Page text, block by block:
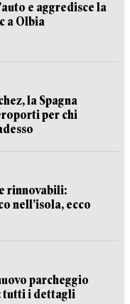
e aggredisce la
a Olbia
la Spagna
per chi
rinnovabili:
nell’isola, ecco
parcheggio
tutti i dettagli